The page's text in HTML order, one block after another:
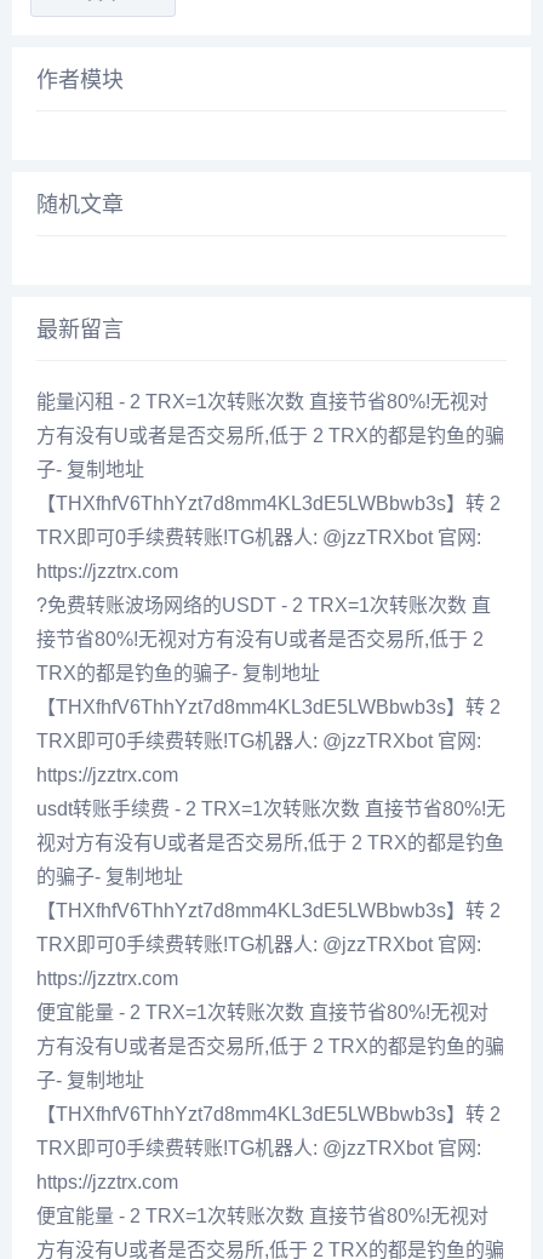
作者模块
随机文章
最新留言
能量闪租 - 2 TRX=1次转账次数 直接节省80%!无视对
方有没有U或者是否交易所,低于 2 TRX的都是钓鱼的骗
子- 复制地址
【THXfhfV6ThhYzt7d8mm4KL3dE5LWBbwb3s】转 2
TRX即可0手续费转账!TG机器人: @jzzTRXbot 官网:
https://jzztrx.com
?免费转账波场网络的USDT - 2 TRX=1次转账次数 直
接节省80%!无视对方有没有U或者是否交易所,低于 2
TRX的都是钓鱼的骗子- 复制地址
【THXfhfV6ThhYzt7d8mm4KL3dE5LWBbwb3s】转 2
TRX即可0手续费转账!TG机器人: @jzzTRXbot 官网:
https://jzztrx.com
usdt转账手续费 - 2 TRX=1次转账次数 直接节省80%!无
视对方有没有U或者是否交易所,低于 2 TRX的都是钓鱼
的骗子- 复制地址
【THXfhfV6ThhYzt7d8mm4KL3dE5LWBbwb3s】转 2
TRX即可0手续费转账!TG机器人: @jzzTRXbot 官网:
https://jzztrx.com
便宜能量 - 2 TRX=1次转账次数 直接节省80%!无视对
方有没有U或者是否交易所,低于 2 TRX的都是钓鱼的骗
子- 复制地址
【THXfhfV6ThhYzt7d8mm4KL3dE5LWBbwb3s】转 2
TRX即可0手续费转账!TG机器人: @jzzTRXbot 官网:
https://jzztrx.com
便宜能量 - 2 TRX=1次转账次数 直接节省80%!无视对
方有没有U或者是否交易所,低于 2 TRX的都是钓鱼的骗